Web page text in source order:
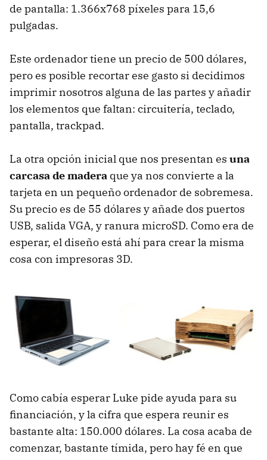
de pantalla: 1.366x768 píxeles para 15,6
pulgadas.
Este ordenador tiene un precio de 500 dólares,
pero es posible recortar ese gasto si decidimos
imprimir nosotros alguna de las partes y añadir
los elementos que faltan: circuitería, teclado,
pantalla, trackpad.
La otra opción inicial que nos presentan es una
carcasa de madera que ya nos convierte a la
tarjeta en un pequeño ordenador de sobremesa.
Su precio es de 55 dólares y añade dos puertos
USB, salida VGA, y ranura microSD. Como era de
esperar, el diseño está ahí para crear la misma
cosa con impresoras 3D.
Como cabía esperar Luke pide ayuda para su
financiación, y la cifra que espera reunir es
bastante alta: 150.000 dólares. La cosa acaba de
comenzar, bastante tímida, pero hay fé en que